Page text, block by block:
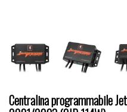
Centralina programmabile